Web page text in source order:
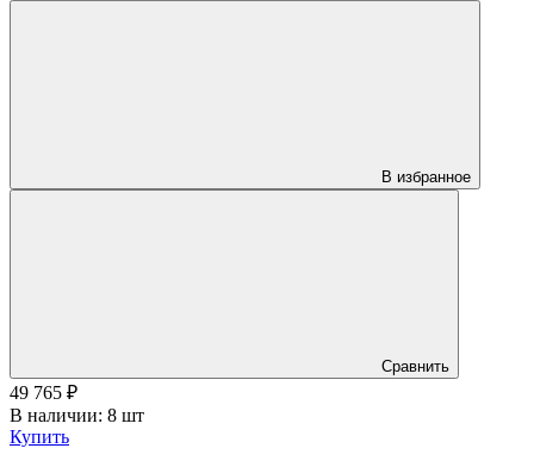
В избранное
Сравнить
49 765 ₽
В наличии: 8 шт
Купить